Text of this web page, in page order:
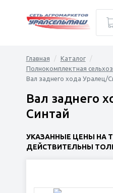
Главная
Каталог
Полнокомплектная
Вал заднего хода Уралец/
Вал заднего
Синтай
УКАЗАННЫЕ ЦЕНЫ НА
ДЕЙСТВИТЕЛЬНЫ